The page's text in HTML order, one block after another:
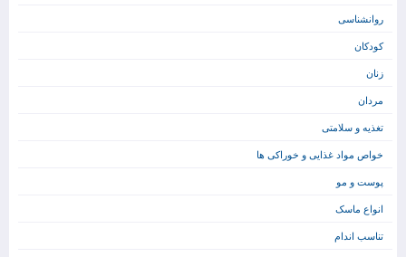
روانشناسی
کودکان
زنان
مردان
تغذیه و سلامتی
خواص مواد غذایی و خوراکی ها
پوست و مو
انواع ماسک
تناسب اندام